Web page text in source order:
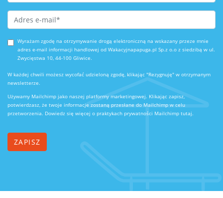
Email Address *
Wyrażam zgodę na otrzymywanie drogą elektroniczną na wskazany przeze mnie
adres e-mail informacji handlowej od Wakacyjnapapuga.pl Sp.z o.o z siedzibą w ul.
Zwycięstwa 10, 44-100 Gliwice.
W każdej chwili możesz wycofać udzieloną zgodę, klikając "Rezygnuję" w otrzymanym
newsletterze.
Używamy Mailchimp jako naszej platformy marketingowej. Klikając zapisz,
potwierdzasz, że twoje informacje zostaną przesłane do Mailchimp w celu
przetworzenia. Dowiedz się więcej o praktykach prywatności Mailchimp tutaj.